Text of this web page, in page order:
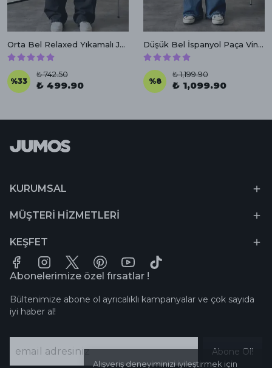
Alışveriş deneyiminizi iyileştirmek için
Orta Bel Relaxed Yıkamalı Jean
%33
₺ 742.50
₺ 499.90
Düşük Bel İspanyol Paça Vintage Retro Jean
%8
₺ 1,199.90
₺ 1,099.90
KURUMSAL
MÜŞTERİ HİZMETLERİ
KEŞFET
Abonelerimize özel fırsatlar !
Bültenimize abone ol ayrıcalıklı kampanyalar ve çok sayıda
iyi haber al!
Abone Ol!